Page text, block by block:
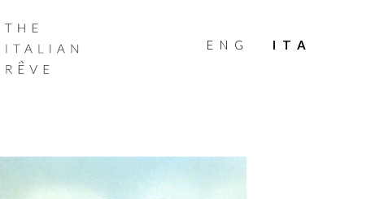
ITALIAN
RÊVE
ENG ITA